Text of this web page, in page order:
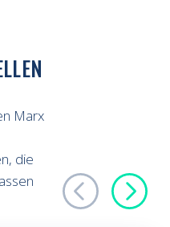
Marx
die